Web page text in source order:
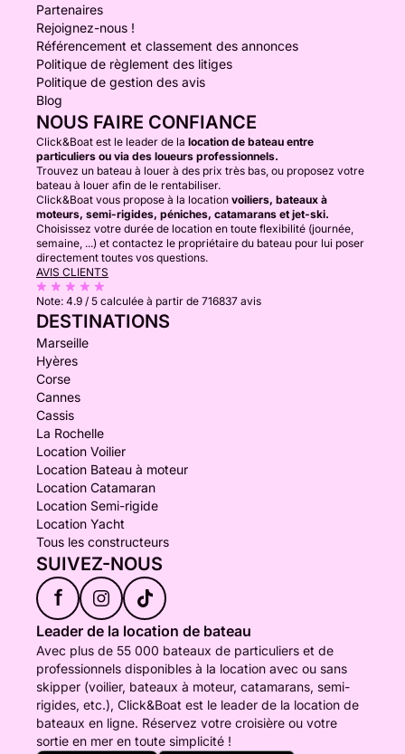
Partenaires
Rejoignez-nous !
Référencement et classement des annonces
Politique de règlement des litiges
Politique de gestion des avis
Blog
NOUS FAIRE CONFIANCE
Click&Boat est le leader de la location de bateau entre
particuliers ou via des loueurs professionnels.
Trouvez un bateau à louer à des prix très bas, ou proposez votre
bateau à louer afin de le rentabiliser.
Click&Boat vous propose à la location voiliers, bateaux à
moteurs, semi-rigides, péniches, catamarans et jet-ski.
Choisissez votre durée de location en toute flexibilité (journée,
semaine, ...) et contactez le propriétaire du bateau pour lui poser
directement toutes vos questions.
AVIS CLIENTS
Note: 4.9 / 5 calculée à partir de 716837 avis
DESTINATIONS
Marseille
Hyères
Corse
Cannes
Cassis
La Rochelle
Location Voilier
Location Bateau à moteur
Location Catamaran
Location Semi-rigide
Location Yacht
Tous les constructeurs
SUIVEZ-NOUS
f
Leader de la location de bateau
Avec plus de 55 000 bateaux de particuliers et de
professionnels disponibles à la location avec ou sans
skipper (voilier, bateaux à moteur, catamarans, semi-
rigides, etc.), Click&Boat est le leader de la location de
bateaux en ligne. Réservez votre croisière ou votre
sortie en mer en toute simplicité !